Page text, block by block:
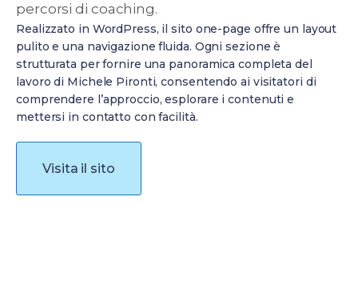
percorsi di coaching.
Realizzato in WordPress, il sito one-page offre un layout
pulito e una navigazione fluida. Ogni sezione è
strutturata per fornire una panoramica completa del
lavoro di Michele Pironti, consentendo ai visitatori di
comprendere l’approccio, esplorare i contenuti e
mettersi in contatto con facilità.
Visita il sito